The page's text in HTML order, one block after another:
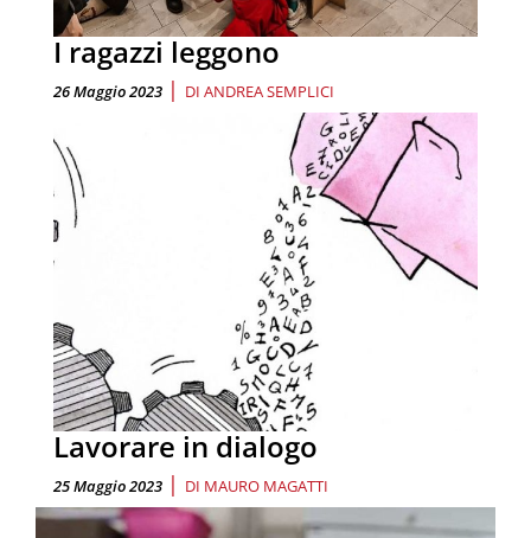
I ragazzi leggono
26 Maggio 2023 | DI ANDREA SEMPLICI
Lavorare in dialogo
25 Maggio 2023 | DI MAURO MAGATTI